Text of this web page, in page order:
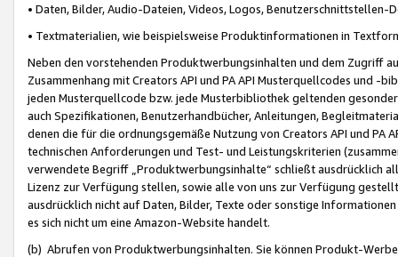
• Daten, Bilder, Audio-Dateien, Videos, Logos, Benutzerschnittstellen-
• Textmaterialien, wie beispielsweise Produktinformationen in
Neben den vorstehenden Produktwerbungsinhalten und dem Zugriff
Zusammenhang mit Creators API und PA API Musterquellcodes und
jeden Musterquellcode bzw. jede Musterbibliothek geltenden
auch Spezifikationen, Benutzerhandbücher, Anleitungen,
denen die für die ordnungsgemäße Nutzung von Creators API und PA
technischen Anforderungen und Test- und Leistungskriterien
verwendete Begriff „Produktwerbungsinhalte“ schließt ausdrücklich
Lizenz zur Verfügung stellen, sowie alle von uns zur Verfügung
ausdrücklich nicht auf Daten, Bilder, Texte oder sonstige
es sich nicht um eine Amazon-Website handelt.
(b) Abrufen von Produktwerbungsinhalten. Sie können Produkt-